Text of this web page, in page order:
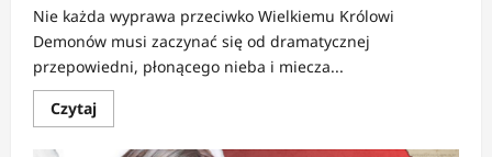
Nie każda wyprawa przeciwko Wielkiemu Królowi
Demonów musi zaczynać się od dramatycznej
przepowiedni, płonącego nieba i miecza...
CzytajDowiedz
się